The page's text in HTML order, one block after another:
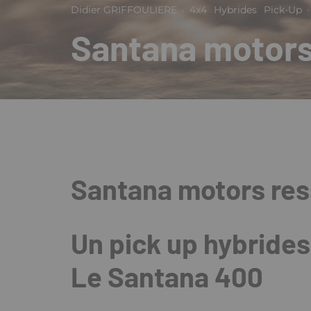
Didier GRIFFOULIERE · 4x4 Hybrides Pick-Up ·
Santana
Santana motors
Un pick up
Le Santana 400